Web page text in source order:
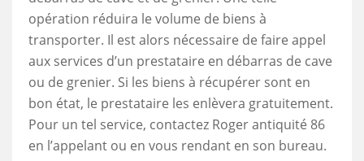
opération réduira le volume de biens à
transporter. Il est alors nécessaire de faire appel
aux services d’un prestataire en débarras de cave
ou de grenier. Si les biens à récupérer sont en
bon état, le prestataire les enlèvera gratuitement.
Pour un tel service, contactez Roger antiquité 86
en l’appelant ou en vous rendant en son bureau.